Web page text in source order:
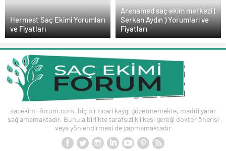
Hermest Saç Ekimi Yorumları
ve Fiyatları
Arenamed saç ekim merkezi (
Serkan Aydın ) Yorumları ve
Fiyatları
sacekimi-forum.com, hiç bir ticari kaygı gözetmemekte, maddi yarar
sağlamamaktadır. Bunula birlikte tarafsızlık ilkesi gereği doktor önerisi
veya yönlendirmesi de yapmamaktadır